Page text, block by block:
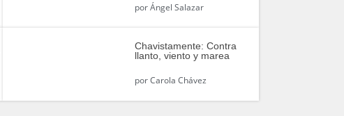
porÁngel Salazar
Chavistamente: Contra
llanto, viento y marea
porCarola Chávez